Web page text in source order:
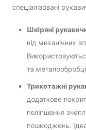
спеціалізовані
Шкіряні
від механічних
та
Трикотажні
додаткове
поліпшення
пошкоджень.